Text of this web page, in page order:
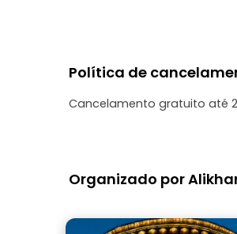
Política de
Cancelamento gratuito até
Organizado por